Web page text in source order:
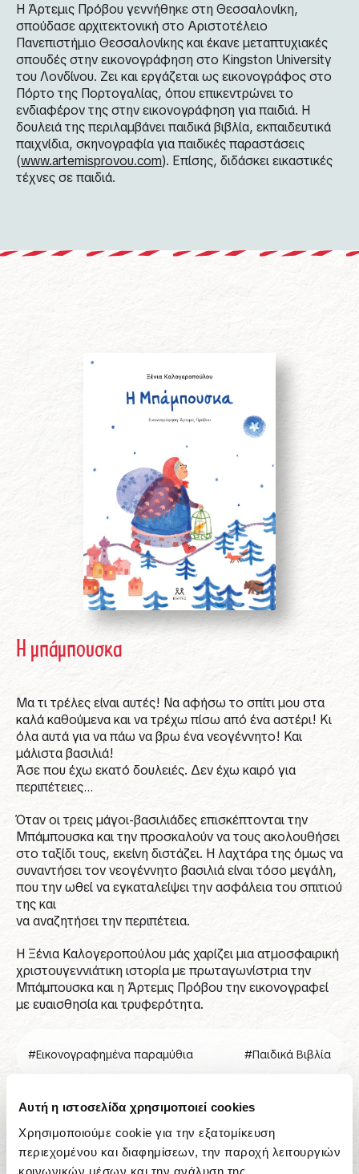
Αυτή η ιστοσελίδα χρησιμοποιεί cookies
Χρησιμοποιούμε cookie για την εξατομίκευση
περιεχομένου και διαφημίσεων, την παροχή λειτουργιών
κοινωνικών μέσων και την ανάλυση της
Η Άρτεμις Πρόβου γεννήθηκε στη Θεσσαλονίκη,
σπούδασε αρχιτεκτονική στο Αριστοτέλειο
Πανεπιστήμιο Θεσσαλονίκης και έκανε μεταπτυχιακές
σπουδές στην εικονογράφηση στο Kingston University
του Λονδίνου. Ζει και εργάζεται ως εικονογράφος στο
Πόρτο της Πορτογαλίας, όπου επικεντρώνει το
ενδιαφέρον της στην εικονογράφηση για παιδιά. Η
δουλειά της περιλαμβάνει παιδικά βιβλία, εκπαιδευτικά
παιχνίδια, σκηνογραφία για παιδικές παραστάσεις
(www.artemisprovou.com). Επίσης, διδάσκει εικαστικές
τέχνες σε παιδιά.
Η μπάμπουσκα
Μα τι τρέλες είναι αυτές! Να αφήσω το σπίτι μου στα
καλά καθούμενα και να τρέχω πίσω από ένα αστέρι! Κι
όλα αυτά για να πάω να βρω ένα νεογέννητο! Και
μάλιστα βασιλιά!
Άσε που έχω εκατό δουλειές. Δεν έχω καιρό για
περιπέτειες…
Όταν οι τρεις μάγοι-βασιλιάδες επισκέπτονται την
Μπάμπουσκα και την προσκαλούν να τους ακολουθήσει
στο ταξίδι τους, εκείνη διστάζει. Η λαχτάρα της όμως να
συναντήσει τον νεογέννητο βασιλιά είναι τόσο μεγάλη,
που την ωθεί να εγκαταλείψει την ασφάλεια του σπιτιού
της και
να αναζητήσει την περιπέτεια.
Η Ξένια Καλογεροπούλου μάς χαρίζει μια ατμοσφαιρική
χριστουγεννιάτικη ιστορία με πρωταγωνίστρια την
Μπάμπουσκα και η Άρτεμις Πρόβου την εικονογραφεί
με ευαισθησία και τρυφερότητα.
#Εικονογραφημένα παραμύθια #Παιδικά Βιβλία
Η μπάμπουσκα
16,92€